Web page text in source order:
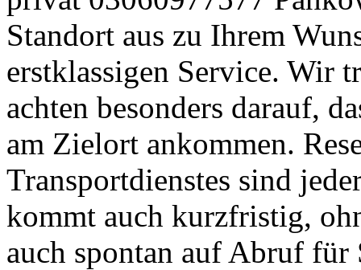
Standort aus zu Ihrem
erstklassigen Service. Wir
achten besonders darauf,
am Zielort ankommen.
Transportdienstes sind
kommt auch kurzfristig,
auch spontan auf Abruf für